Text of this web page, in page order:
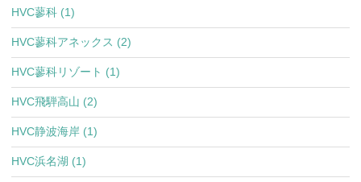
HVC蓼科 (1)
HVC蓼科アネックス (2)
HVC蓼科リゾート (1)
HVC飛騨高山 (2)
HVC静波海岸 (1)
HVC浜名湖 (1)